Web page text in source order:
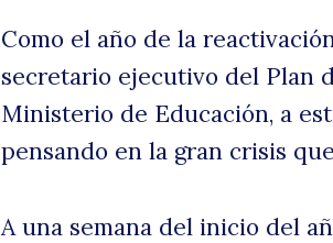
Como el año de la
secretario ejecutivo del Plan
Ministerio de Educación, a
pensando en la gran crisis
A una semana del inicio del